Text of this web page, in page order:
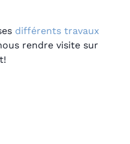
différents travaux
rendre visite sur